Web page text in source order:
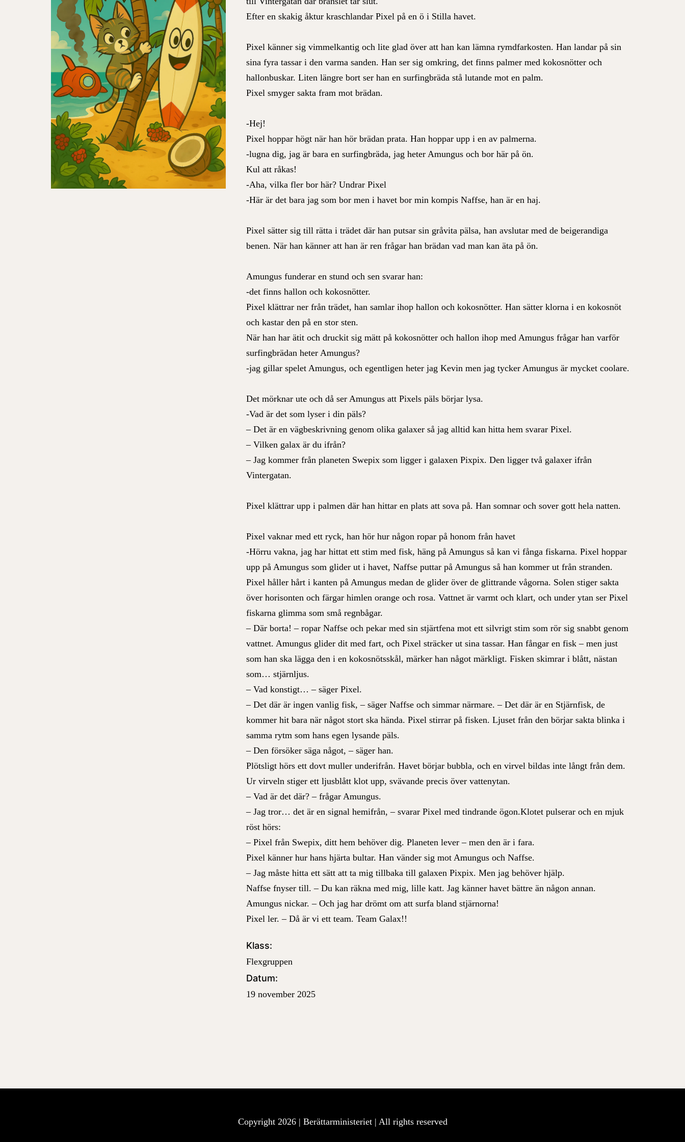
Efter en skakig åktur kraschlandar Pixel på en ö i Stilla havet.
Pixel känner sig vimmelkantig och lite glad över att han kan lämna rymdfarkosten. Han landar på sin
sina fyra tassar i den varma sanden. Han ser sig omkring, det finns palmer med kokosnötter och
hallonbuskar. Liten längre bort ser han en surfingbräda stå lutande mot en palm.
Pixel smyger sakta fram mot brädan.
-Hej!
Pixel hoppar högt när han hör brädan prata. Han hoppar upp i en av palmerna.
-lugna dig, jag är bara en surfingbräda, jag heter Amungus och bor här på ön.
Kul att råkas!
-Aha, vilka fler bor här? Undrar Pixel
-Här är det bara jag som bor men i havet bor min kompis Naffse, han är en haj.
Pixel sätter sig till rätta i trädet där han putsar sin gråvita pälsa, han avslutar med de beigerandiga
benen. När han känner att han är ren frågar han brädan vad man kan äta på ön.
Amungus funderar en stund och sen svarar han:
-det finns hallon och kokosnötter.
Pixel klättrar ner från trädet, han samlar ihop hallon och kokosnötter. Han sätter klorna i en kokosnöt
och kastar den på en stor sten.
När han har ätit och druckit sig mätt på kokosnötter och hallon ihop med Amungus frågar han varför
surfingbrädan heter Amungus?
-jag gillar spelet Amungus, och egentligen heter jag Kevin men jag tycker Amungus är mycket coolare.
Det mörknar ute och då ser Amungus att Pixels päls börjar lysa.
-Vad är det som lyser i din päls?
– Det är en vägbeskrivning genom olika galaxer så jag alltid kan hitta hem svarar Pixel.
– Vilken galax är du ifrån?
– Jag kommer från planeten Swepix som ligger i galaxen Pixpix. Den ligger två galaxer ifrån
Vintergatan.
Pixel klättrar upp i palmen där han hittar en plats att sova på. Han somnar och sover gott hela natten.
Pixel vaknar med ett ryck, han hör hur någon ropar på honom från havet
-Hörru vakna, jag har hittat ett stim med fisk, häng på Amungus så kan vi fånga fiskarna. Pixel hoppar
upp på Amungus som glider ut i havet, Naffse puttar på Amungus så han kommer ut från stranden.
Pixel håller hårt i kanten på Amungus medan de glider över de glittrande vågorna. Solen stiger sakta
över horisonten och färgar himlen orange och rosa. Vattnet är varmt och klart, och under ytan ser Pixel
fiskarna glimma som små regnbågar.
– Där borta! – ropar Naffse och pekar med sin stjärtfena mot ett silvrigt stim som rör sig snabbt genom
vattnet. Amungus glider dit med fart, och Pixel sträcker ut sina tassar. Han fångar en fisk – men just
som han ska lägga den i en kokosnötsskål, märker han något märkligt. Fisken skimrar i blått, nästan
som… stjärnljus.
– Vad konstigt… – säger Pixel.
– Det där är ingen vanlig fisk, – säger Naffse och simmar närmare. – Det där är en Stjärnfisk, de
kommer hit bara när något stort ska hända. Pixel stirrar på fisken. Ljuset från den börjar sakta blinka i
samma rytm som hans egen lysande päls.
– Den försöker säga något, – säger han.
Plötsligt hörs ett dovt muller underifrån. Havet börjar bubbla, och en virvel bildas inte långt från dem.
Ur virveln stiger ett ljusblått klot upp, svävande precis över vattenytan.
– Vad är det där? – frågar Amungus.
– Jag tror… det är en signal hemifrån, – svarar Pixel med tindrande ögon.Klotet pulserar och en mjuk
röst hörs:
– Pixel från Swepix, ditt hem behöver dig. Planeten lever – men den är i fara.
Pixel känner hur hans hjärta bultar. Han vänder sig mot Amungus och Naffse.
– Jag måste hitta ett sätt att ta mig tillbaka till galaxen Pixpix. Men jag behöver hjälp.
Naffse fnyser till. – Du kan räkna med mig, lille katt. Jag känner havet bättre än någon annan.
Amungus nickar. – Och jag har drömt om att surfa bland stjärnorna!
Pixel ler. – Då är vi ett team. Team Galax!!
Klass:
Flexgruppen
Datum:
19 november 2025
Copyright 2026 | Berättarministeriet | All rights reserved